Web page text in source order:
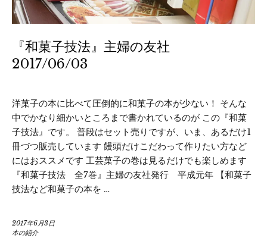
『和菓子技法』主婦の友社
2017/06/03
洋菓子の本に比べて圧倒的に和菓子の本が少ない！ そんな
中でかなり細かいところまで書かれているのが この『和菓
子技法』です。 普段はセット売りですが、いま、あるだけ1
冊づつ販売しています 饅頭だけこだわって作りたい方など
にはおススメです 工芸菓子の巻は見るだけでも楽しめます
『和菓子技法 全7巻』主婦の友社発行 平成元年 【和菓子
技法など和菓子の本を …
2017年6月3日
本の紹介